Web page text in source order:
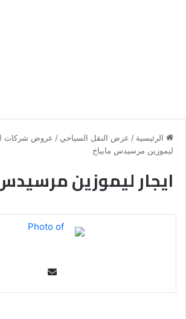
الرئيسية / عرض النقل السياحي / عروض شركات
ليموزين مرسيدس مايباخ
ايجار ليموزين